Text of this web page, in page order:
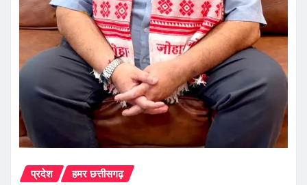
प्रदेश हमर छत्तीसगढ़